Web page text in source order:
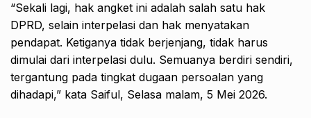
“Sekali lagi, hak angket ini adalah salah satu hak
DPRD, selain interpelasi dan hak menyatakan
pendapat. Ketiganya tidak berjenjang, tidak harus
dimulai dari interpelasi dulu. Semuanya berdiri sendiri,
tergantung pada tingkat dugaan persoalan yang
dihadapi,” kata Saiful, Selasa malam, 5 Mei 2026.